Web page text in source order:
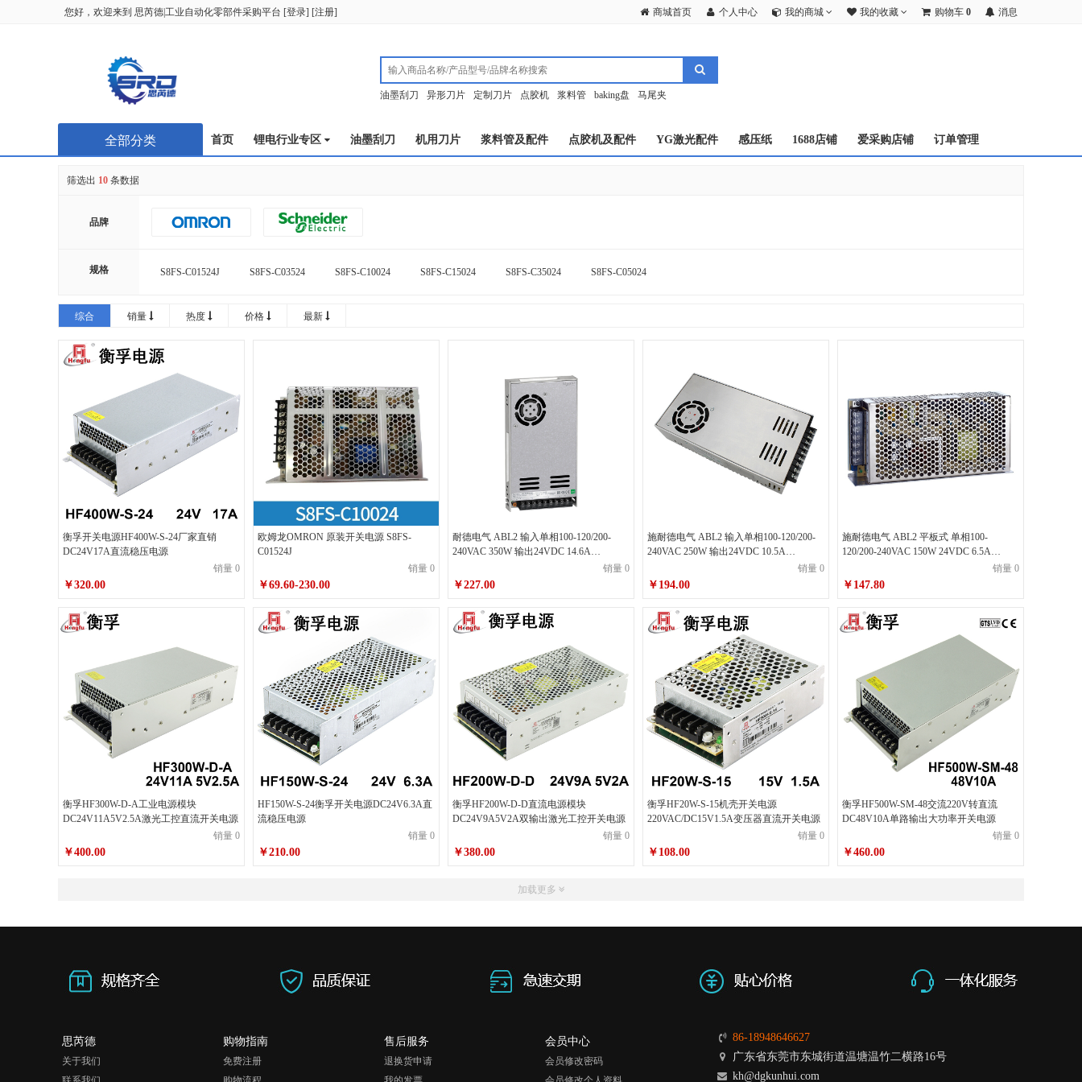
您好，欢迎来到 思芮德|工业自动化零部件采购平台 [登录] [注册] 商城首页 个人中心 我的商城 我的收藏 购物车 0 消息
油墨刮刀 异形刀片 定制刀片 点胶机 浆料管 baking盘 马尾夹
首页 锂电行业专区 油墨刮刀 机用刀片 浆料管及配件 点胶机及配件 YG激光配件 感压纸 1688店铺 爱采购店铺 订单管理
全部分类
筛选出 10 条数据
品牌
规格 S8FS-C01524J S8FS-C03524 S8FS-C10024 S8FS-C15024 S8FS-C35024 S8FS-C05024
综合 销量 热度 价格 最新
衡孚开关电源HF400W-S-24厂家直销
DC24V17A直流稳压电源
销量 0
￥320.00
欧姆龙OMRON 原装开关电源 S8FS-
C01524J
销量 0
￥69.60-230.00
耐德电气 ABL2 输入单相100-120/200-
240VAC 350W 输出24VDC 14.6A
销量 0
￥227.00
施耐德电气 ABL2 输入单相100-120/200-
240VAC 250W 输出24VDC 10.5A
销量 0
￥194.00
施耐德电气 ABL2 平板式 单相100-
120/200-240VAC 150W 24VDC 6.5A
销量 0
￥147.80
衡孚HF300W-D-A工业电源模块
DC24V11A5V2.5A激光工控直流开关电源
销量 0
￥400.00
HF150W-S-24衡孚开关电源DC24V6.3A直
流稳压电源
销量 0
￥210.00
衡孚HF200W-D-D直流电源模块
DC24V9A5V2A双输出激光工控开关电源
销量 0
￥380.00
衡孚HF20W-S-15机壳开关电源
220VAC/DC15V1.5A变压器直流开关电源
销量 0
￥108.00
衡孚HF500W-SM-48交流220V转直流
DC48V10A单路输出大功率开关电源
销量 0
￥460.00
加载更多
思芮德
关于我们
购物指南
免费注册
售后服务
退换货申请
会员中心
会员修改密码
86-18948646627
广东省东莞市东城街道温塘温竹二横路16号
kh@dgkunhui.com